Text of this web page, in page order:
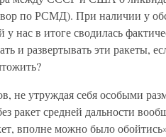
по РСМД). При наличии у
у нас в итоге сводилась
и развертывать эти ракеты,
не утруждая себя особыми
ракет средней дальности
вполне можно было